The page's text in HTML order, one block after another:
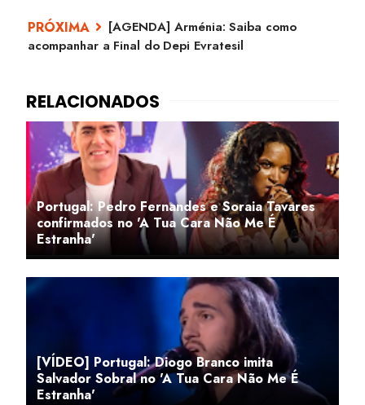
[AGENDA] Arménia: Saiba como
acompanhar a Final do Depi Evratesil
Portugal: Pedro Fernandes e Soraia Tavares
confirmados no 'A Tua Cara Não Me É
Estranha'
[VÍDEO] Portugal: Diogo Branco imita
Salvador Sobral no 'A Tua Cara Não Me É
Estranha'